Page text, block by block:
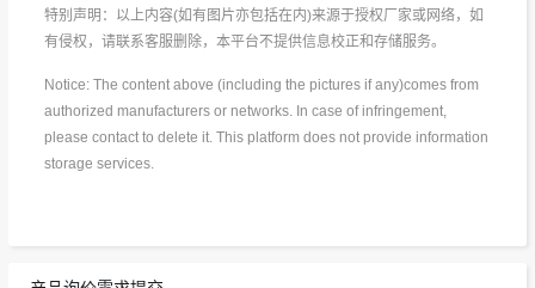
特别声明：以上内容(如有图片亦包括在内)来源于授权厂家或网络，如
有侵权，请联系客服删除，本平台不提供信息校正和存储服务。
Notice: The content above (including the pictures if any)comes from
authorized manufacturers or networks. In case of infringement,
please contact to delete it. This platform does not provide information
storage services.